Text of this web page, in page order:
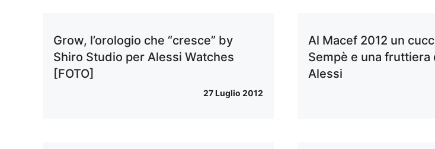
Grow, l’orologio che “cresce” by
Shiro Studio per Alessi Watches
[FOTO]
27 Luglio 2012
Al Macef 2012 un
Sempè e una fruttiera
Alessi